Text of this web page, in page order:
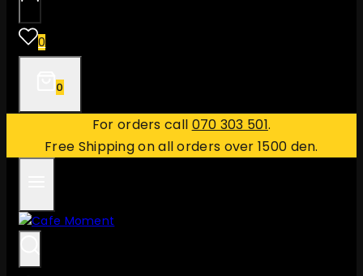
0
0
For orders call 070 303 501.
Free Shipping on all orders over 1500 den.